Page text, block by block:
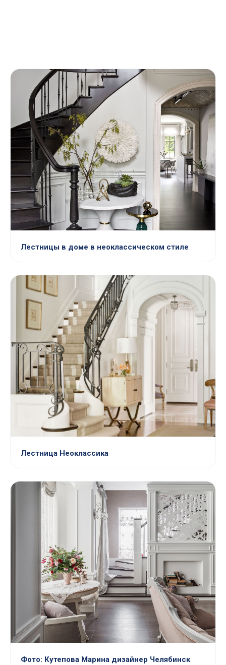
Лестницы в доме в неоклассическом стиле
Лестница Неоклассика
Фото: Кутепова Марина дизайнер Челябинск